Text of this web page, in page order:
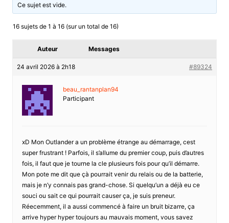
Ce sujet est vide.
16 sujets de 1 à 16 (sur un total de 16)
Auteur Messages
24 avril 2026 à 2h18 #89324
beau_rantanplan94
Participant
xD Mon Outlander a un problème étrange au démarrage, cest
super frustrant ! Parfois, il s’allume du premier coup, puis d’autres
fois, il faut que je tourne la cle plusieurs fois pour qu’il démarre.
Mon pote me dit que çà pourrait venir du relais ou de la batterie,
mais je n’y connais pas grand-chose. Si quelqu’un a déjà eu ce
souci ou sait ce qui pourrait causer ça, je suis preneur.
Réecemment, il a aussi commencé à faire un bruit bizarre, ça
arrive hyper hyper toujours au mauvais moment, vous savez